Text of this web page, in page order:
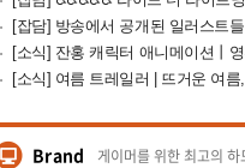
[잡담] 방송에서 공개된 일러스트
[소식] 잔홍 캐릭터 애니메이션丨
[소식] 여름 트레일러 | 뜨거운 여
Brand 게이머를 위한 최고의